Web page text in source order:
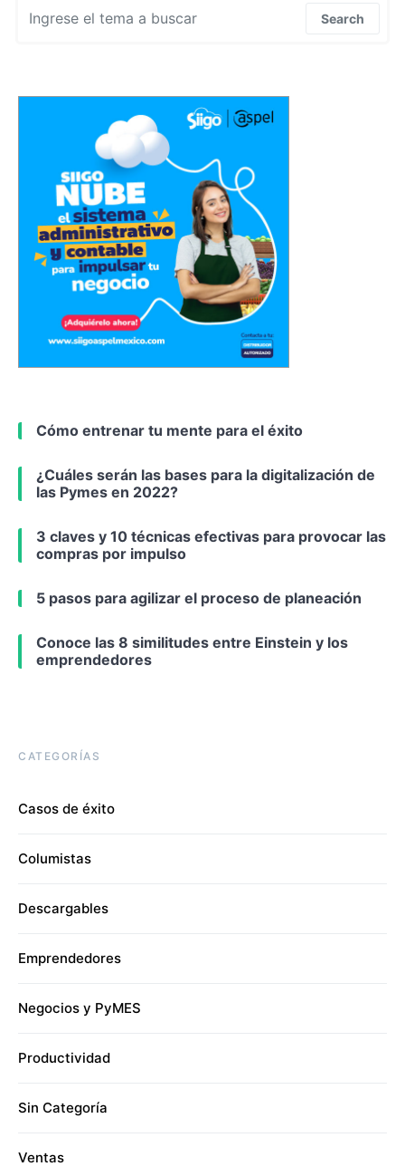
Search
Cómo entrenar tu mente para el éxito
¿Cuáles serán las bases para la digitalización de
las Pymes en 2022?
3 claves y 10 técnicas efectivas para provocar las
compras por impulso
5 pasos para agilizar el proceso de planeación
Conoce las 8 similitudes entre Einstein y los
emprendedores
CATEGORÍAS
Casos de éxito
Columistas
Descargables
Emprendedores
Negocios y PyMES
Productividad
Sin Categoría
Ventas